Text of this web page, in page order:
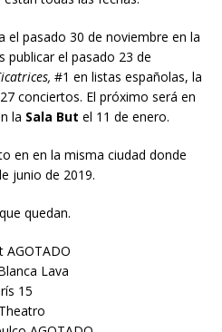
el pasado 30 de noviembre en la
publicar el pasado 23 de
#1 en listas españolas, la
conciertos. El próximo será en
la Sala But el 11 de enero.
en en la misma ciudad donde
junio de 2019.
quedan.
AGOTADO
Lava
15